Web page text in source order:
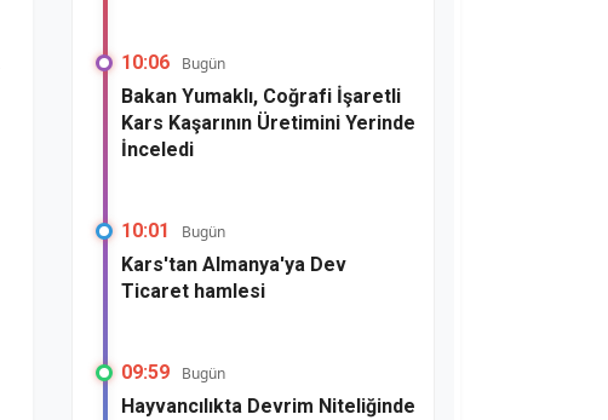
10:06 Bugün
Bakan Yumaklı, Coğrafi İşaretli
Kars Kaşarının Üretimini Yerinde
İnceledi
10:01 Bugün
Kars'tan Almanya'ya Dev
Ticaret hamlesi
09:59 Bugün
Hayvancılıkta Devrim Niteliğinde